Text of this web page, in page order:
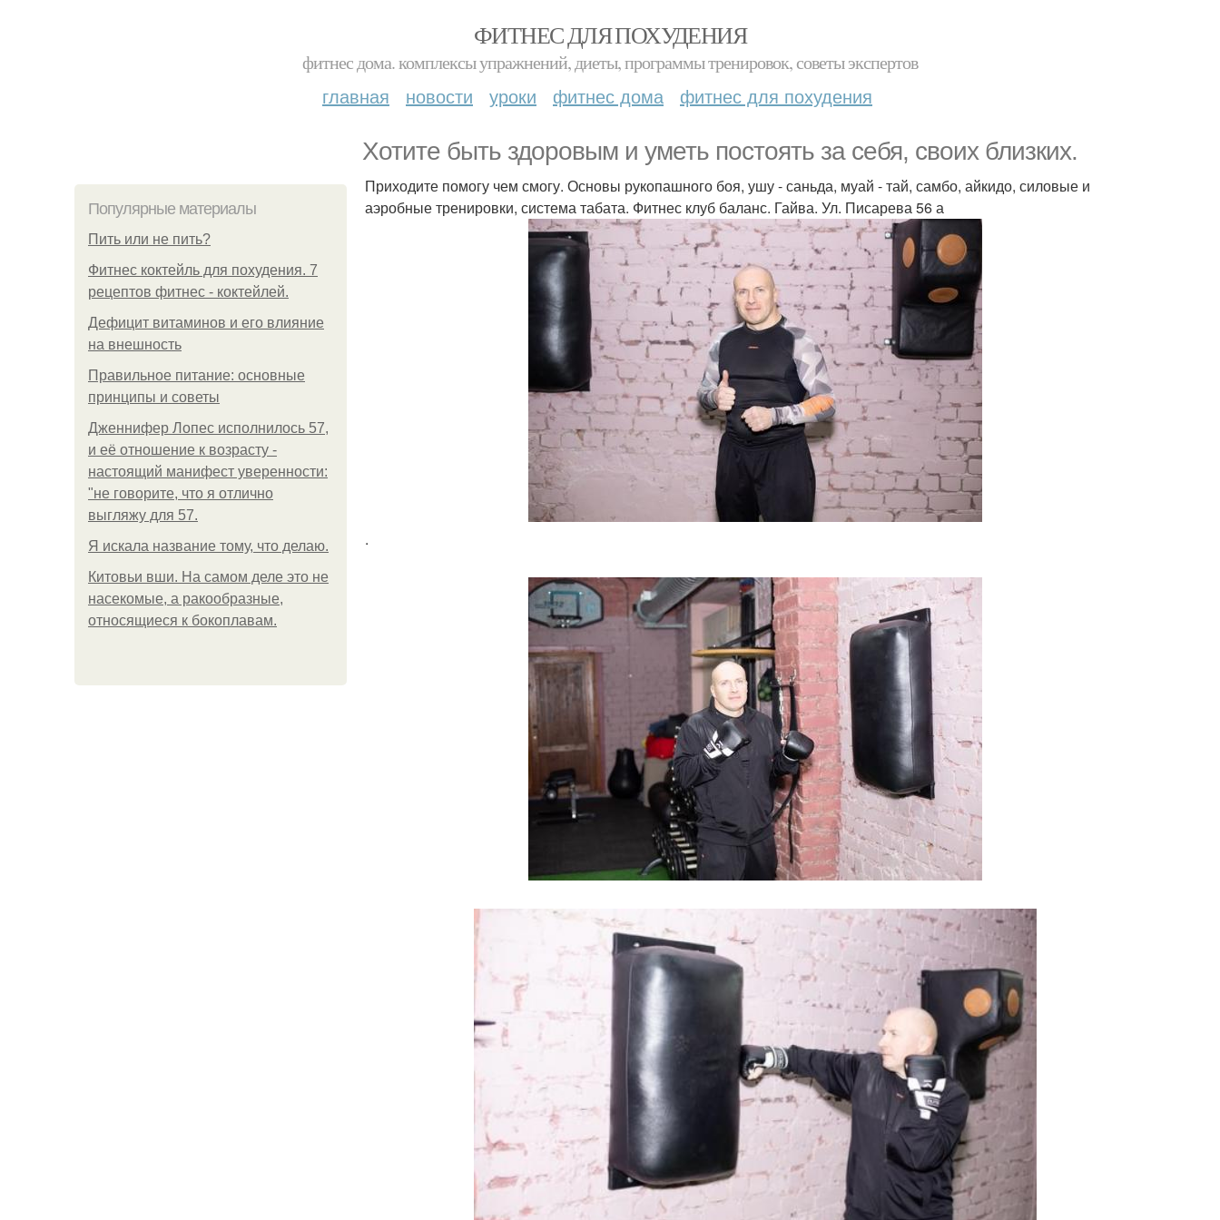
ФИТНЕС ДЛЯ ПОХУДЕНИЯ
фитнес дома. комплексы упражнений, диеты, программы тренировок, советы экспертов
главная новости уроки фитнес дома фитнес для похудения
Хотите быть здоровым и уметь постоять за себя, своих близких.
Популярные материалы
Пить или не пить?
Фитнес коктейль для похудения. 7
рецептов фитнес - коктейлей.
Дефицит витаминов и его влияние
на внешность
Правильное питание: основные
принципы и советы
Дженнифер Лопес исполнилось 57,
и её отношение к возрасту -
настоящий манифест уверенности:
"не говорите, что я отлично
выгляжу для 57.
Я искала название тому, что делаю.
Китовьи вши. На самом деле это не
насекомые, а ракообразные,
относящиеся к бокоплавам.
Приходите помогу чем смогу. Основы рукопашного боя, ушу - саньда, муай - тай, самбо, айкидо, силовые и
аэробные тренировки, система табата. Фитнес клуб баланс. Гайва. Ул. Писарева 56 а
.